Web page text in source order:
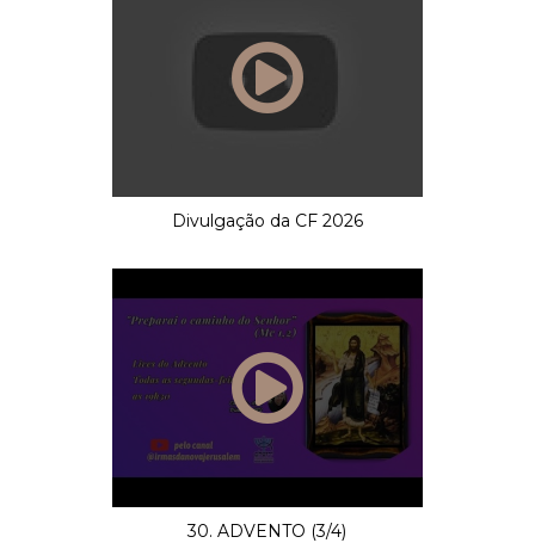
Divulgação da CF 2026
30. ADVENTO (3/4)